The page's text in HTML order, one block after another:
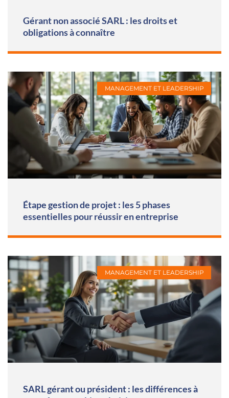
Gérant non associé SARL : les droits et
obligations à connaître
MANAGEMENT ET LEADERSHIP
Étape gestion de projet : les 5 phases
essentielles pour réussir en entreprise
MANAGEMENT ET LEADERSHIP
SARL gérant ou président : les différences à